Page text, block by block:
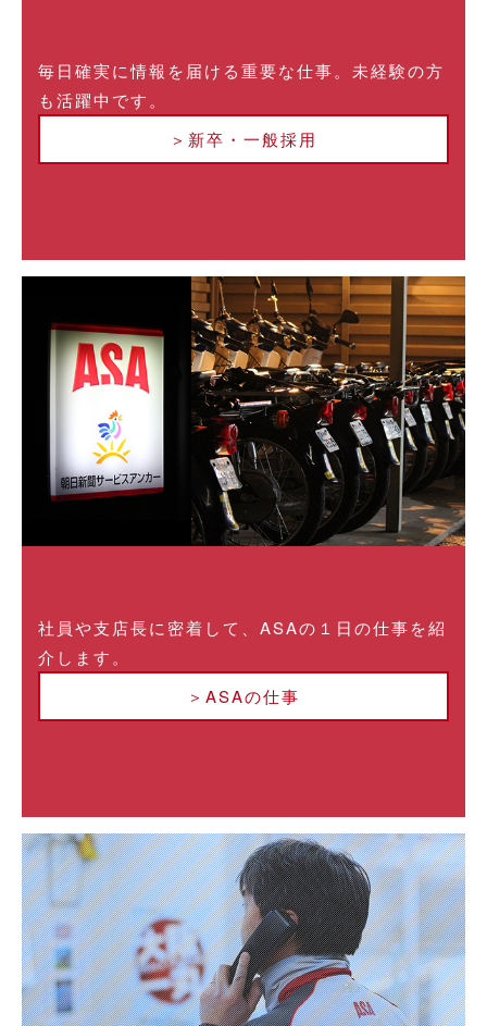
毎日確実に情報を届ける重要な仕事。未経験の方
も活躍中です。
＞新卒・一般採用
社員や支店長に密着して、ASAの１日の仕事を紹
介します。
＞ASAの仕事